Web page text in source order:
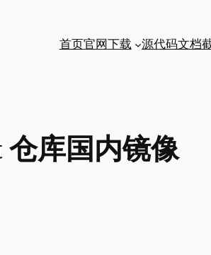
首页官网下载 源代码文档
库国内镜像